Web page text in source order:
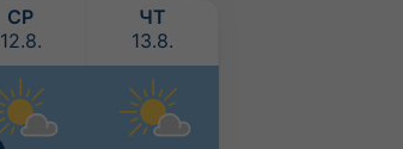
СР
12.8.
ЧТ
13.8.